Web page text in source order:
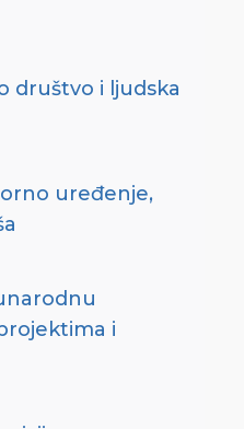
društvo i ljudska
uređenje,
i